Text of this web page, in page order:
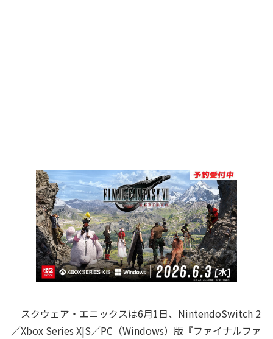
スクウェア・エニックスは6月1日、NintendoSwitch 2
／Xbox Series X|S／PC（Windows）版『ファイナルファ